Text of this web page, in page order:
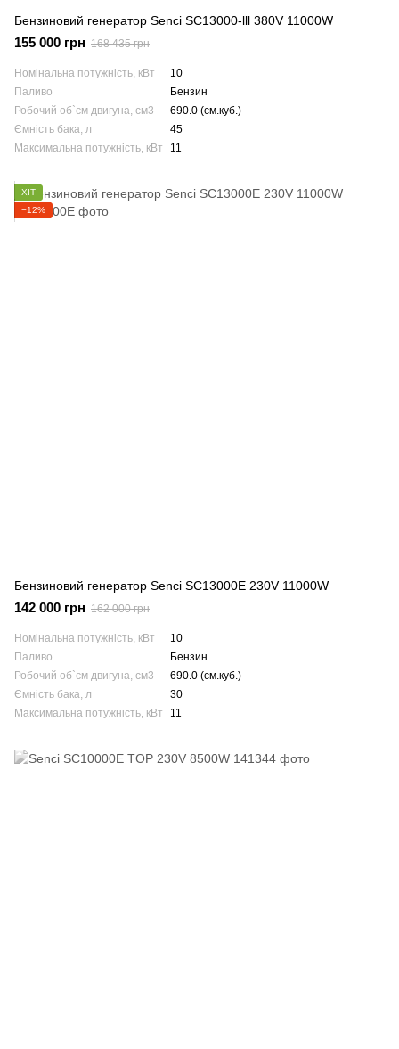
Бензиновий генератор Senci SC13000-lll 380V 11000W
155 000 грн 168 435 грн
Номінальна потужність, кВт
10
Паливо
Бензин
Робочий об`єм двигуна, см3
690.0 (см.куб.)
Ємність бака, л
45
Максимальна потужність, кВт
11
ХІТ
−12%
Бензиновий генератор Senci SC13000E 230V 11000W
142 000 грн 162 000 грн
Номінальна потужність, кВт
10
Паливо
Бензин
Робочий об`єм двигуна, см3
690.0 (см.куб.)
Ємність бака, л
30
Максимальна потужність, кВт
11